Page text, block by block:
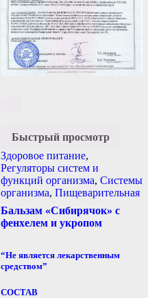
Быстрый просмотр
Здоровое питание,
Регуляторы систем и
функций организма, Системы
организма, Пищеварительная
Бальзам «Сибирячок» с
фенхелем и укропом
“Не является лекарственным
средством”
СОСТАВ